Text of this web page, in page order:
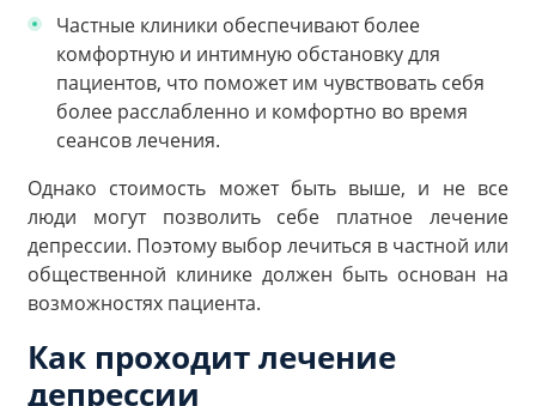
Частные клиники обеспечивают более
комфортную и интимную обстановку для
пациентов, что поможет им чувствовать себя
более расслабленно и комфортно во время
сеансов лечения.
Однако стоимость может быть выше, и не все
люди могут позволить себе платное лечение
депрессии. Поэтому выбор лечиться в частной или
общественной клинике должен быть основан на
возможностях пациента.
Как проходит лечение
депрессии